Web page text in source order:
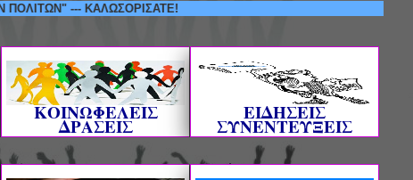
--- ΚΑΛΩΣΟΡΙΣΑΤΕ!
ΚΟΙΝΩΦΕΛΕΙΣ
ΔΡΑΣΕΙΣ
ΕΙΔΗΣΕΙΣ
ΣΥΝΕΝΤΕΥΞΕΙΣ